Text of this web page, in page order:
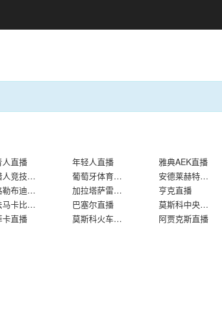
人直播 年轻人直播 雅典AEK直播
希腊人竞技直播 葡萄牙体育直播 安德莱赫特直播
萨格勒布迪纳摩直播 加拉塔萨雷直播 亨克直播
海法马卡比直播 巴塞尔直播 莫斯科中央陆军直播
卡直播 莫斯科火车头直播 阿贾克斯直播